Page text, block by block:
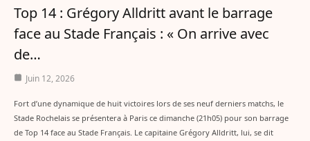
Top 14 : Grégory Alldritt avant le barrage
face au Stade Français : « On arrive avec
de…
Juin 12, 2026
Fort d’une dynamique de huit victoires lors de ses neuf derniers matchs, le
Stade Rochelais se présentera à Paris ce dimanche (21h05) pour son barrage
de Top 14 face au Stade Français. Le capitaine Grégory Alldritt, lui, se dit